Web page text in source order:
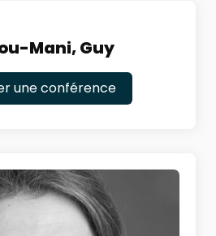
Mani, Guy
une conférence